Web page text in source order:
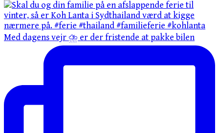
Med dagens vejr ⛈️ er der fristende at pakke bilen